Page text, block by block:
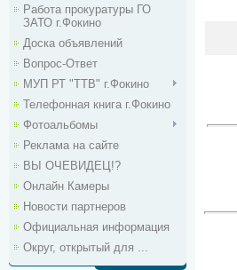
Работа прокуратуры ГО
ЗАТО г.Фокино
Доска объявлений
Вопрос-Ответ
МУП РТ "ТТВ" г.Фокино
Телефонная книга г.Фокино
Фотоальбомы
Реклама на сайте
ВЫ ОЧЕВИДЕЦ!?
Онлайн Камеры
Новости партнеров
Официальная информация
Округ, открытый для ...